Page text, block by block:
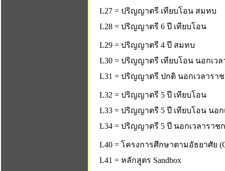
L27 = ปริญญาตรี เทียบโอน สมทบ
L28 = ปริญญาตรี 6 ปี เทียบโอน
L29 = ปริญญาตรี 4 ปี สมทบ
L30 = ปริญญาตรี เทียบโอน นอกเวล
L31 = ปริญญาตรี ปกติ นอกเวลารา
L32 = ปริญญาตรี 5 ปี เทียบโอน
L33 = ปริญญาตรี 5 ปี เทียบโอน นอก
L34 = ปริญญาตรี 5 ปี นอกเวลาราช
L40 = โครงการศึกษาตามอัธยาศัย
L41 = หลักสูตร Sandbox